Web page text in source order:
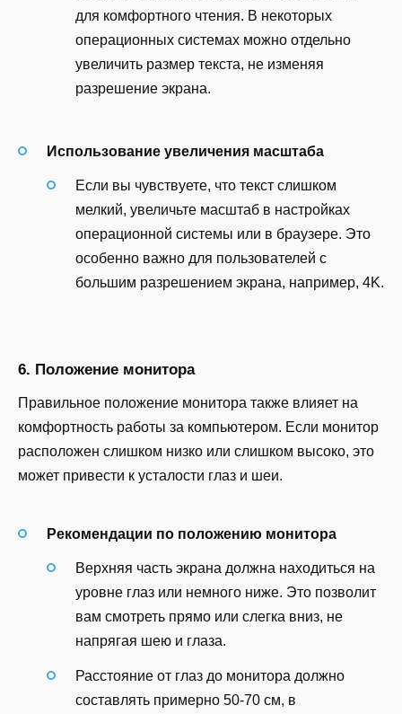
для комфортного чтения. В некоторых
операционных системах можно отдельно
увеличить размер текста, не изменяя
разрешение экрана.
Использование увеличения масштаба
Если вы чувствуете, что текст слишком
мелкий, увеличьте масштаб в настройках
операционной системы или в браузере. Это
особенно важно для пользователей с
большим разрешением экрана, например, 4K.
6. Положение монитора
Правильное положение монитора также влияет на
комфортность работы за компьютером. Если монитор
расположен слишком низко или слишком высоко, это
может привести к усталости глаз и шеи.
Рекомендации по положению монитора
Верхняя часть экрана должна находиться на
уровне глаз или немного ниже. Это позволит
вам смотреть прямо или слегка вниз, не
напрягая шею и глаза.
Расстояние от глаз до монитора должно
составлять примерно 50-70 см, в